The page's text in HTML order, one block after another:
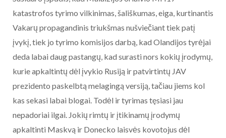
katastrofos tyrimo vilkinimas, šališkumas, eiga, kurtinantis
Vakarų propagandinis triukšmas nušviečiant tiek patį
įvykį, tiek jo tyrimo komisijos darbą, kad Olandijos tyrėjai
deda labai daug pastangų, kad surasti nors kokių įrodymų,
kurie apkaltintų dėl įvykio Rusiją ir patvirtintų JAV
prezidento paskelbtą melagingą versiją, tačiau jiems kol
kas sekasi labai blogai. Todėl ir tyrimas tęsiasi jau
nepadoriai ilgai. Jokių rimtų ir įtikinamų įrodymų
apkaltinti Maskvą ir Donecko laisvės kovotojus dėl